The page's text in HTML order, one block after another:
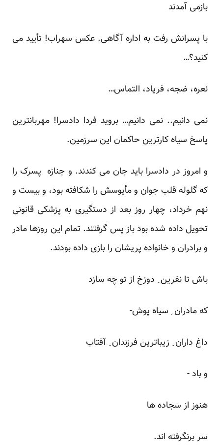
بازمی آمدند
با پسرانش رفت به اداره آگاهی. عکس سهراب! تأیید می
کنید؟…
نعره، ضجه، فریاد، التماس…
نمی دانیم.. نمی دانیم… بروید فردا دادسرا! مهربانترین
پاسخ سیاه کارترین حاکمان این سرزمین.
و امروز در دادسرا باید جان می کندند. و جنازه پسرک را
که گلوله قلب جوان و مأیوسش را شکافته بود، و بیست و
نهم خرداد، چهار روز بعد از دستگیری به پزشکی قانونی
تحویل داده شده بود باز پس گرفتند. تمام این روزها مادر
و برادران و خانواده پریشان را بازی داده بودند.
باش تا نفرین ِ دوزخ از تو چه سازد
که مادران ِ سیاه پوش-
داغ داران ِ زیباترین فرزندان ِ آفتاب
و باد -
هنوز از سجاده ها
سر برنگرفته اند.